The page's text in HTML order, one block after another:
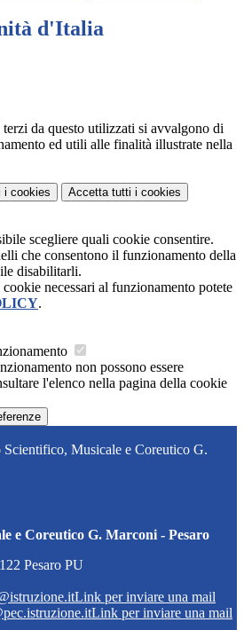
d'Italia
da questo utilizzati si avvalgono di
ed utili alle finalità illustrate nella
i cookies Accetta tutti i cookies
scegliere quali cookie consentire.
che consentono il funzionamento della
disabilitarli.
necessari al funzionamento potete
.
non possono essere
l'elenco nella pagina della cookie
Scientifico, Musicale e Coreutico G.
e Coreutico G. Marconi - Pesaro
Pesaro PU
Link per inviare una mail
Link per inviare una mail